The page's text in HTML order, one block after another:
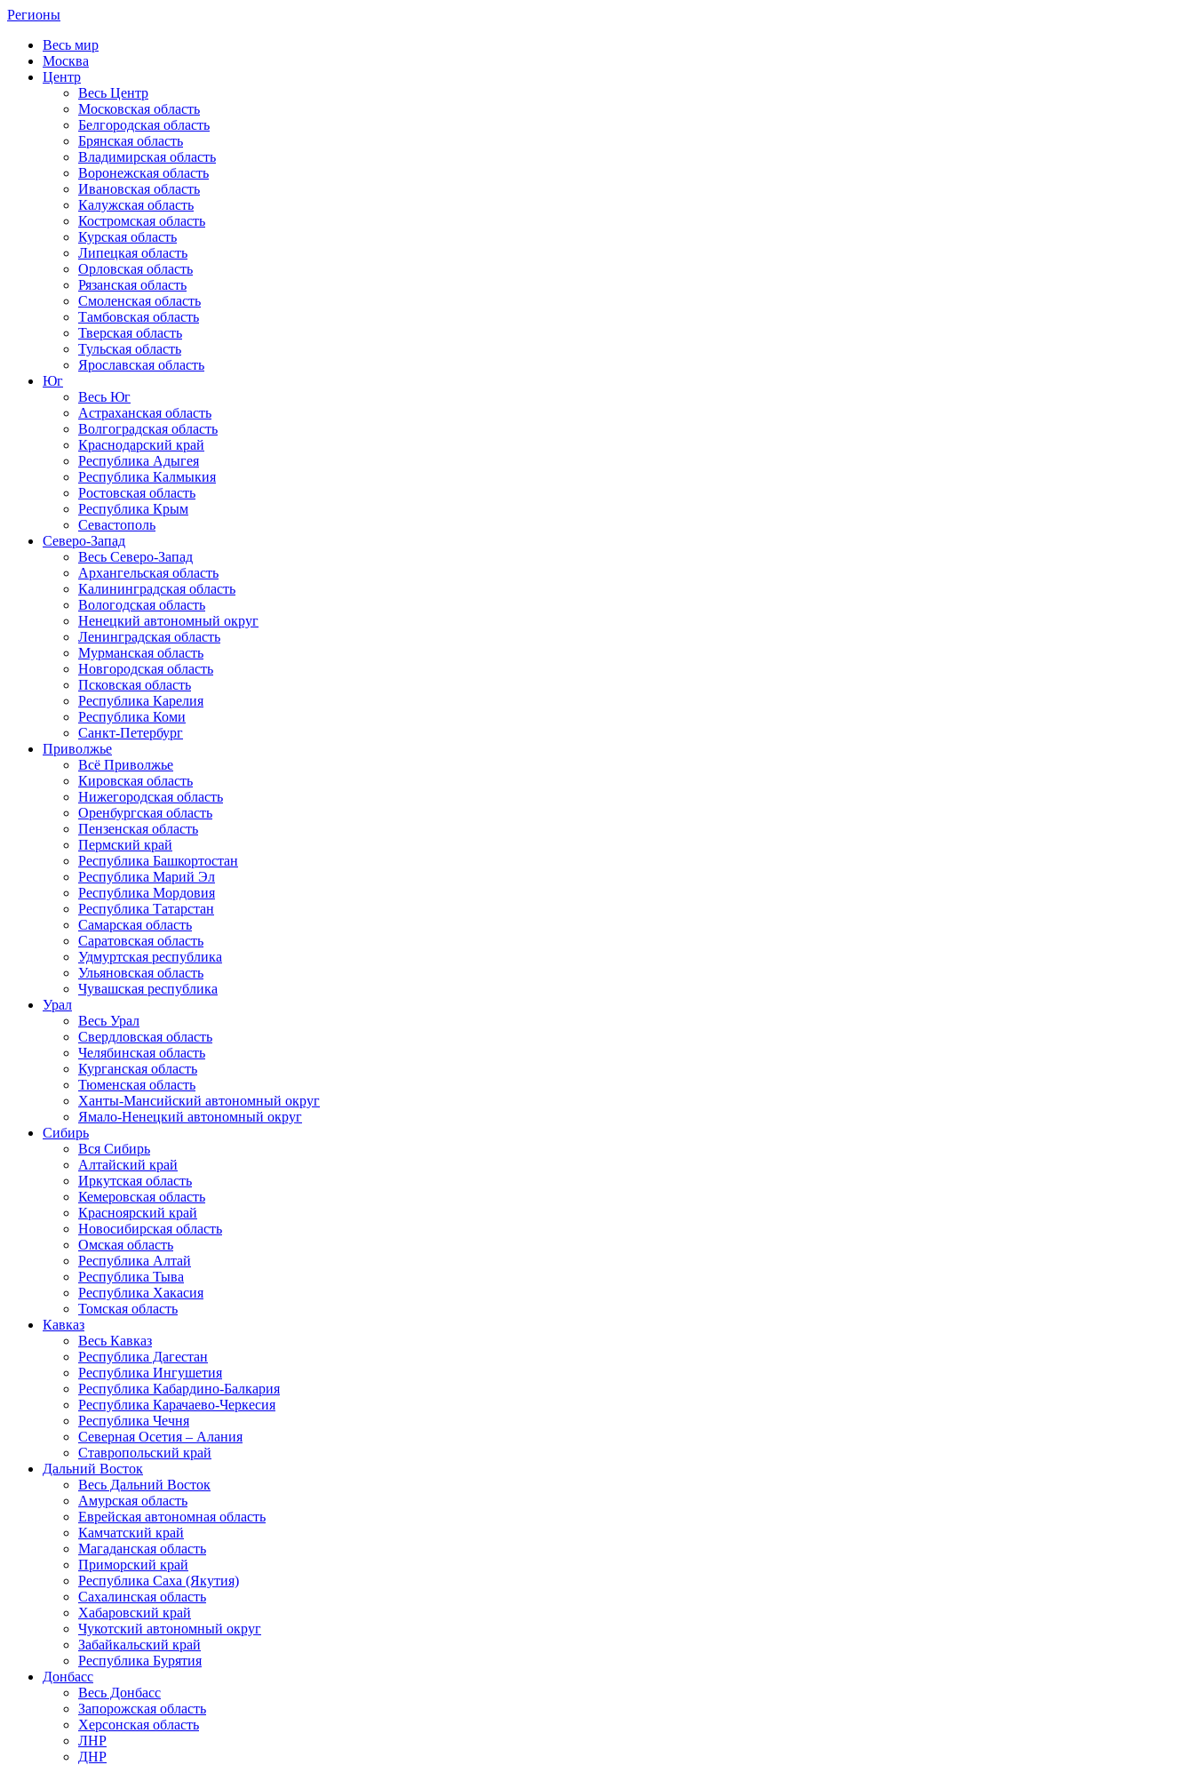
Регионы
Весь мир
Москва
Центр
Весь Центр
Московская область
Белгородская область
Брянская область
Владимирская область
Воронежская область
Ивановская область
Калужская область
Костромская область
Курская область
Липецкая область
Орловская область
Рязанская область
Смоленская область
Тамбовская область
Тверская область
Тульская область
Ярославская область
Юг
Весь Юг
Астраханская область
Волгоградская область
Краснодарский край
Республика Адыгея
Республика Калмыкия
Ростовская область
Республика Крым
Севастополь
Северо-Запад
Весь Северо-Запад
Архангельская область
Калининградская область
Вологодская область
Ненецкий автономный округ
Ленинградская область
Мурманская область
Новгородская область
Псковская область
Республика Карелия
Республика Коми
Санкт-Петербург
Приволжье
Всё Приволжье
Кировская область
Нижегородская область
Оренбургская область
Пензенская область
Пермский край
Республика Башкортостан
Республика Марий Эл
Республика Мордовия
Республика Татарстан
Самарская область
Саратовская область
Удмуртская республика
Ульяновская область
Чувашская республика
Урал
Весь Урал
Свердловская область
Челябинская область
Курганская область
Тюменская область
Ханты-Мансийский автономный округ
Ямало-Ненецкий автономный округ
Сибирь
Вся Сибирь
Алтайский край
Иркутская область
Кемеровская область
Красноярский край
Новосибирская область
Омская область
Республика Алтай
Республика Тыва
Республика Хакасия
Томская область
Кавказ
Весь Кавказ
Республика Дагестан
Республика Ингушетия
Республика Кабардино-Балкария
Республика Карачаево-Черкесия
Республика Чечня
Северная Осетия – Алания
Ставропольский край
Дальний Восток
Весь Дальний Восток
Амурская область
Еврейская автономная область
Камчатский край
Магаданская область
Приморский край
Республика Саха (Якутия)
Сахалинская область
Хабаровский край
Чукотский автономный округ
Забайкальский край
Республика Бурятия
Донбасс
Весь Донбасс
Запорожская область
Херсонская область
ЛНР
ДНР